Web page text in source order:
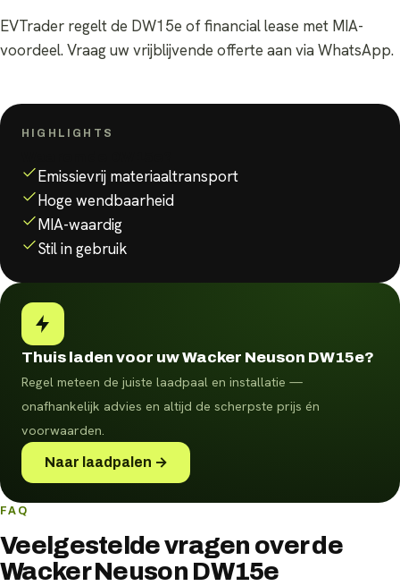
EVTrader regelt de DW15e of financial lease met MIA-
voordeel. Vraag uw vrijblijvende offerte aan via WhatsApp.
HIGHLIGHTS
Emissievrij materiaaltransport
Hoge wendbaarheid
MIA-waardig
Stil in gebruik
Thuis laden voor uw Wacker Neuson DW15e?
Regel meteen de juiste laadpaal en installatie —
onafhankelijk advies en altijd de scherpste prijs én
voorwaarden.
Naar laadpalen →
FAQ
Veelgestelde vragen over de
Wacker Neuson DW15e